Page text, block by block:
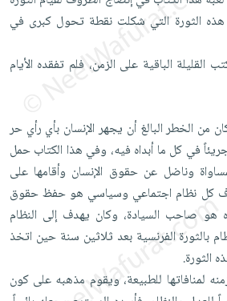
في العام 1789. هذه الثورة التي شكلت نقطة تحول كبرى في
القليلة الباقية على الزمن، فلم تفقده الأيام
من الخطر البالغ أن يجهر الإنسان بأي رأي حر
في كل ما أبداه فيه، وفي هذا الكتاب حمل
وناضل عن حقوق الإنسان وأقامها على
كل نظام اجتماعي وسياسي هو حفظ حقوق
صاحب السيادة، وكان يهدف إلى النظام
بالثورة الفرنسية بعد ثلاثين سنة حين اتخذ
الثورة.
لمنافاتها للطبيعة، ويقوم مذهبه على كون